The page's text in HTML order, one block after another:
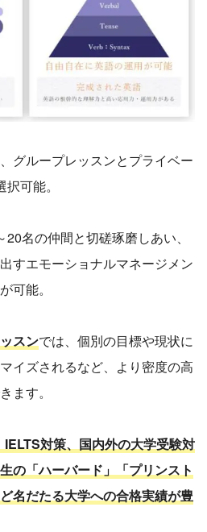
グループレッスンとプライベー
可能。
20名の仲間と切磋琢磨しあい、
すエモーショナルマネージメン
可能。
スンでは、個別の目標や現状に
イズされるなど、より密度の高
ます。
対策、国内外の大学受験対
の「ハーバード」「プリンスト
名だたる大学への合格実績が豊